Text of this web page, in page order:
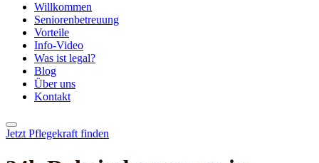
Willkommen
Seniorenbetreuung
Vorteile
Info-Video
Was ist legal?
Blog
Über uns
Kontakt
Jetzt Pflegekraft finden